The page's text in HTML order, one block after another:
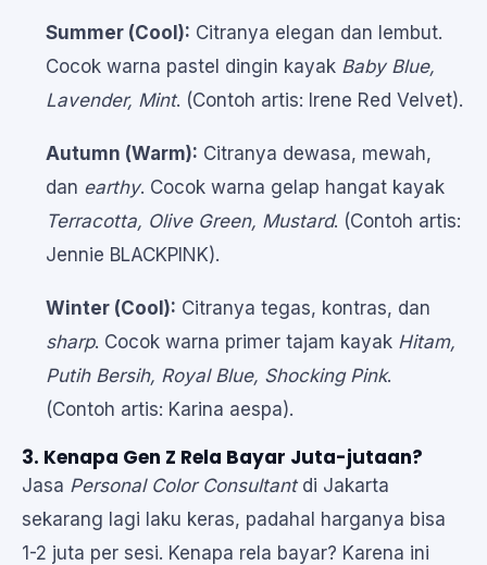
Summer (Cool): Citranya elegan dan lembut.
Cocok warna pastel dingin kayak Baby Blue,
Lavender, Mint. (Contoh artis: Irene Red Velvet).
Autumn (Warm): Citranya dewasa, mewah,
dan earthy. Cocok warna gelap hangat kayak
Terracotta, Olive Green, Mustard. (Contoh artis:
Jennie BLACKPINK).
Winter (Cool): Citranya tegas, kontras, dan
sharp. Cocok warna primer tajam kayak Hitam,
Putih Bersih, Royal Blue, Shocking Pink.
(Contoh artis: Karina aespa).
3. Kenapa Gen Z Rela Bayar Juta-jutaan?
Jasa Personal Color Consultantdi Jakarta
sekarang lagi laku keras, padahal harganya bisa
1-2 juta per sesi. Kenapa rela bayar? Karena ini